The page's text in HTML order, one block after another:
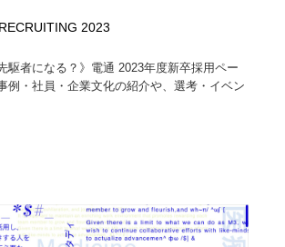
2023
駆者になる？》電通 2023年度新卒採用ペー
例・社員・企業文化の紹介や、選考・イベン